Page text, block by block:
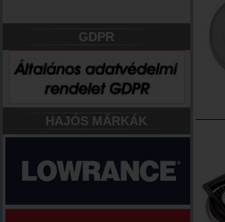
GDPR
HAJÓS MÁRKÁK